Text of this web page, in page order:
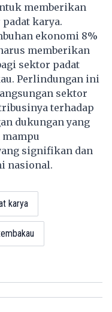
memberikan
karya.
ekonomi 8%
memberikan
sektor padat
Perlindungan ini
sektor
terhadap
dukungan yang
signifikan dan
nasional.
karya